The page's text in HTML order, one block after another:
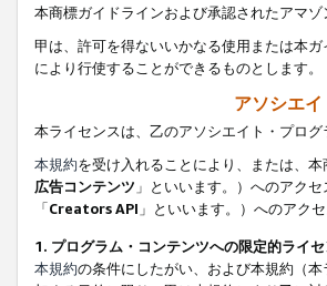
本商標ガイドラインおよび承認されたアマ
甲は、許可を得ないいかなる使用または本
により行使することができるものとします。
アソシエ
本ライセンスは、乙のアソシエイト・プロ
本規約を受け入れることにより、または、
広告コンテンツ 」といいます。）へのアク
「Creators API 」といいます。）へのアク
1. プログラム・コンテンツへの限定的ライセ
本規約の条件にしたがい、および本規約（